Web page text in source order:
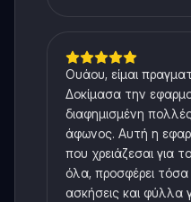
Ουάου, είμαι
Δοκίμασα την
διαφημισμένη
άφωνος. Αυτή η
που χρειάζεσαι για
όλα, προσφέρει
ασκήσεις και φύλλα